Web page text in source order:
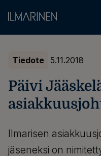
Tiedote 5.11.2018
Päivi
Ilmarisen
jäseneksi on